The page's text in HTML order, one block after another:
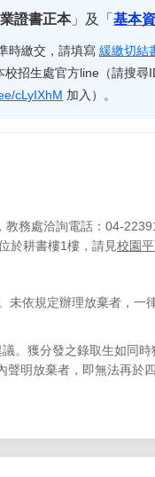
證書正本」及「 基本
時繳交，請填寫 緩繳切結
校招生處官方line（請搜尋
cLyIXhM 加入）。
教務處洽詢電話：04-
於耕書樓1樓，請見校園
未依規定辦理放棄者，一
。獲分發之錄取生如同
明放棄者，即無法再於